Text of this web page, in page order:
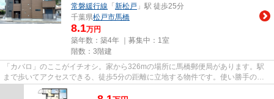
常磐緩行線 「 新松戸 」駅 徒歩25分
千葉県松戸市馬橋
8.1万円
築年数：築4年 ｜募集中： 1室
階数：3階建
「カバロ」のここがイチオシ。家から326mの場所に馬橋郵便局があります。駅
まで歩いてアクセスできる、徒歩5分の距離に立地する物件です。使い勝手の良
いアパートでイチオシの物件です...